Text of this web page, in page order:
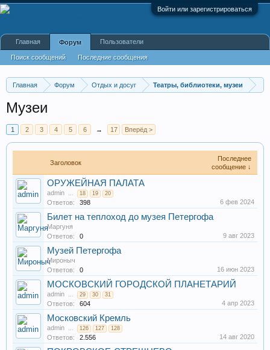
Войти или зарегистрироваться
Главная Форум Отдых и досуг Театры, библиотеки, музеи
Музеи
1 2 3 4 5 6 → 17 Вперёд >
Заголовок
Последнее
сообщение ↓
ОРУЖЕЙНАЯ ПАЛАТА
admin ... 18 19 20
Ответов: 398 6 фев 2024
Билет на теплоход до музея Петергофа
Маргуня
Ответов:
0 9 авг 2023
Музей Петергофа
Мироныч
Ответов:
0 16 июн 2023
МОСКОВСКИЙ ГОРОДСКОЙ ПЛАНЕТАРИЙ
admin ... 29 30 31
Ответов: 604 4 апр 2023
Московский Кремль
admin ... 126 127 128
Ответов: 2.556 14 авг 2020
Главная Форум
Поиск сообщений Последние сообщения
Пользователи